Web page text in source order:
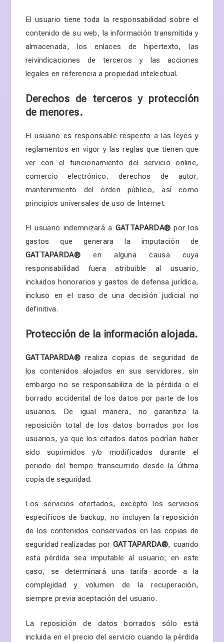
El usuario tiene toda la responsabilidad sobre el
contenido de su web, la información transmitida y
almacenada, los enlaces de hipertexto, las
reivindicaciones de terceros y las acciones
legales en referencia a propiedad intelectual.
Derechos de terceros y protección
de menores.
El usuario es responsable respecto a las leyes y
reglamentos en vigor y las reglas que tienen que
ver con el funcionamiento del servicio online,
comercio electrónico, derechos de autor,
mantenimiento del orden público, así como
principios universales de uso de Internet.
El usuario indemnizará a GATTAPARDA® por los
gastos que generara la imputación de
GATTAPARDA®en alguna causa cuya
responsabilidad fuera atribuible al usuario,
incluidos honorarios y gastos de defensa jurídica,
incluso en el caso de una decisión judicial no
definitiva.
Protección de la información alojada.
GATTAPARDA®realiza copias de seguridad de
los contenidos alojados en sus servidores, sin
embargo no se responsabiliza de la pérdida o el
borrado accidental de los datos por parte de los
usuarios. De igual manera, no garantiza la
reposición total de los datos borrados por los
usuarios, ya que los citados datos podrían haber
sido suprimidos y/o modificados durante el
periodo del tiempo transcurrido desde la última
copia de seguridad.
Los servicios ofertados, excepto los servicios
específicos de backup, no incluyen la reposición
de los contenidos conservados en las copias de
seguridad realizadas por GATTAPARDA®, cuando
esta pérdida sea imputable al usuario; en este
caso, se determinará una tarifa acorde a la
complejidad y volumen de la recuperación,
siempre previa aceptación del usuario.
La reposición de datos borrados sólo está
incluida en el precio del servicio cuando la pérdida